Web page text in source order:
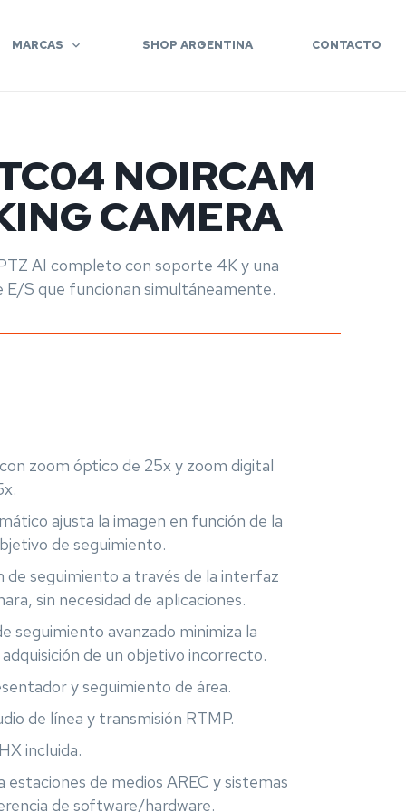
MARCAS SHOP ARGENTINA CONTACTO
NOIRCAM
CAMERA
AI completo con soporte 4K y una
E/S que funcionan simultáneamente.
zoom óptico de 25x y zoom digital
ajusta la imagen en función de la
de seguimiento.
de seguimiento a través de la interfaz
sin necesidad de aplicaciones.
seguimiento avanzado minimiza la
de un objetivo incorrecto.
y seguimiento de área.
de línea y transmisión RTMP.
incluida.
estaciones de medios AREC y sistemas
de software/hardware.